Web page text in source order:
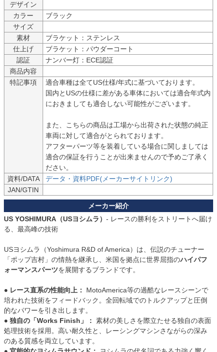
デザイン
カラー
ブラック
サイズ
素材
ブラケット：ステンレス
仕上げ
ブラケット：パウダーコート
認証
ナンバー灯：ECE認証
商品内容
特記事項
適合車種は全てUS仕様/年式に基づいております。
国内とUSの仕様に差がある車体においては適合年式内
におきましても適合しない可能性がございます。
また、こちらの商品は工場から出荷された状態の純正
車両に対して適合がとられております。
アフターパーツ等を装着している場合に関しましては
適合の保証を行うことが出来ませんので予めご了承く
ださい。
資料/DATA
データ・資料PDF(メーカーサイトリンク)
JAN/GTIN
US YOSHIMURA（USヨシムラ） - レースの勝利をストリートへ届け
る、最高峰の技術
USヨシムラ（Yoshimura R&D of America）は、伝説のチューナー
「ポップ吉村」の情熱を継承し、米国を拠点に世界屈指のハイパフ
ォーマンスパーツを展開するブランドです。
● レース直系の性能向上：
MotoAmerica等の過酷なレースシーンで
培われた技術をフィードバック。全回転域でのトルクアップと圧倒
的なパワーを引き出します。
● 独自の「Works Finish」： 素材の美しさを際立たせる独自の表面
処理技術を採用。高い耐久性と、レーシングマシンさながらの深み
のある質感を両立しています。